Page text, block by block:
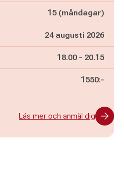
15 (måndagar)
24 augusti 2026
Pågår mellan
18.00 - och
20.15
1550:-
Läs mer och anmäl dig